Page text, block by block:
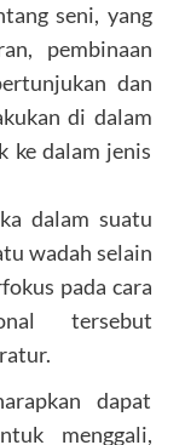
seni, yang
pembinaan
dan
di dalam
ke dalam jenis
dalam suatu
wadah selain
pada cara
tersebut
dapat
menggali,